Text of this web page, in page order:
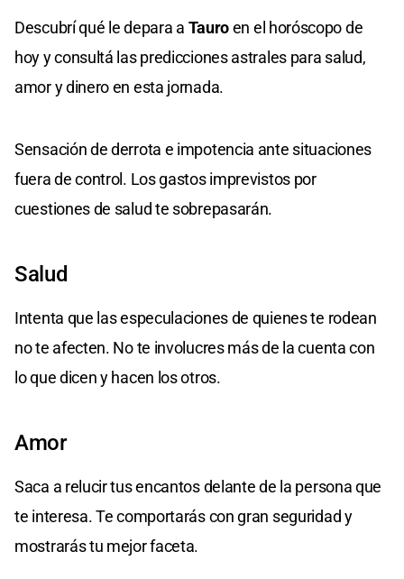
Descubrí qué le depara a Tauroen el horóscopo de
hoy y consultá las predicciones astrales para salud,
amor y dinero en esta jornada.
Sensación de derrota e impotencia ante situaciones
fuera de control. Los gastos imprevistos por
cuestiones de salud te sobrepasarán.
Salud
Intenta que las especulaciones de quienes te rodean
no te afecten. No te involucres más de la cuenta con
lo que dicen y hacen los otros.
Amor
Saca a relucir tus encantos delante de la persona que
te interesa. Te comportarás con gran seguridad y
mostrarás tu mejor faceta.